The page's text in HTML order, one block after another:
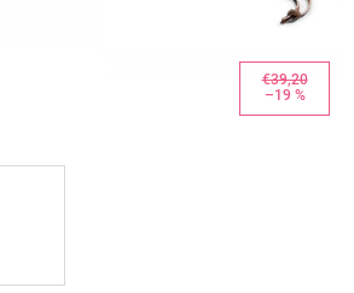
€39,20
–19 %